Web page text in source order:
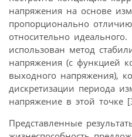
напряжения на основе
пропорционально
относительно
использован метод
напряжения (с функцией
выходного напряжения),
дискретизации периода
напряжение в этой точке
Представленные